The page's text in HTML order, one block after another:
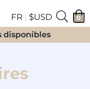
FR | $USD 0
disponibles